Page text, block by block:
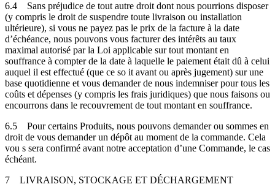
6.4
Sans préjudice de tout autre droit dont nous pourrions disposer
(y compris le droit de suspendre toute livraison ou installation
ultérieure), si vous ne payez pas le prix de la facture à la date
d’échéance, nous pouvons vous facturer des intérêts au taux
maximal autorisé par la Loi applicable sur tout montant en
souffrance à compter de la date à laquelle le paiement était dû à celui
auquel il est effectué (que ce so it avant ou après jugement) sur une
base quotidienne et vous demander de nous indemniser pour tous les
coûts et dépenses (y compris les frais juridiques) que nous faisons ou
encourrons dans le recouvrement de tout montant en souffrance.
6.5
Pour certains Produits, nous pouvons demander ou sommes en
droit de vous demander un dépôt au moment de la commande. Cela
vou s sera confirmé avant notre acceptation d’une Commande, le cas
échéant.
7
LIVRAISON, STOCKAGE ET DÉCHARGEMENT